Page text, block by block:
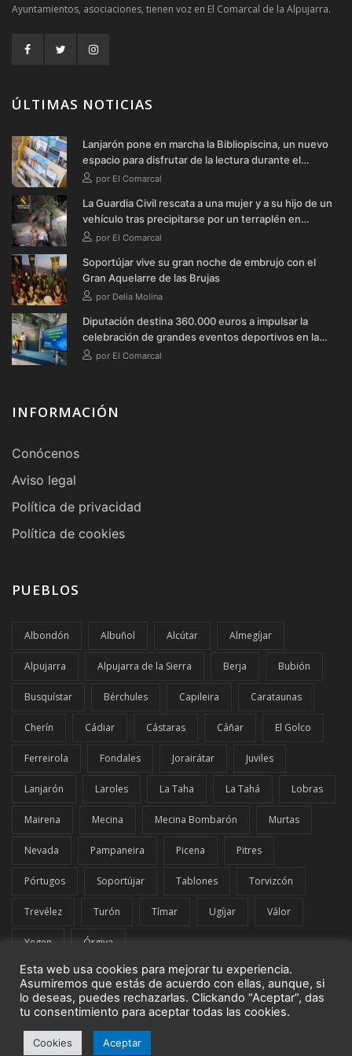
Ayuntamientos, asociaciones, tienen voz en El Comarcal de la Alpujarra.
ÚLTIMAS NOTICIAS
Lanjarón pone en marcha la Bibliopiscina, un nuevo
espacio para disfrutar de la lectura durante el
verano
por El Comarcal
La Guardia Civil rescata a una mujer y a su hijo de un
vehículo tras precipitarse por un terraplén en
Soportújar
por El Comarcal
Soportújar vive su gran noche de embrujo con el
Gran Aquelarre de las Brujas
por Delia Molina
Diputación destina 360.000 euros a impulsar la
celebración de grandes eventos deportivos en la
provincia durante 2026
por El Comarcal
INFORMACIÓN
Conócenos
Aviso legal
Política de privacidad
Política de cookies
PUEBLOS
Albondón Albuñol Alcútar Almegíjar
Alpujarra Alpujarra de la Sierra Berja Bubión
Busquístar Bérchules Capileira Carataunas
Cherín Cádiar Cástaras Cáñar El Golco
Ferreirola Fondales Jorairátar Juviles
Lanjarón Laroles La Taha La Tahá Lobras
Mairena Mecina Mecina Bombarón Murtas
Nevada Pampaneira Picena Pitres
Pórtugos Soportújar Tablones Torvizcón
Trevélez Turón Tímar Ugíjar Válor
Yegen Órgiva
© El Comarcal de La Alpujarra | G42849919 | Todos los derechos
reservados.
Esta web usa cookies para mejorar tu experiencia.
Asumiremos que estás de acuerdo con ellas, aunque, si
lo deseas, puedes rechazarlas. Clickando “Aceptar”, das
tu consentimiento para aceptar todas las cookies.
Cookies Aceptar